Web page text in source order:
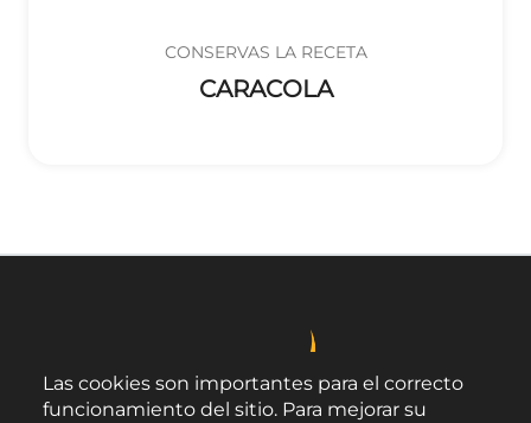
CONSERVAS LA RECETA
CARACOLA
Las cookies son importantes para el correcto
funcionamiento del sitio. Para mejorar su